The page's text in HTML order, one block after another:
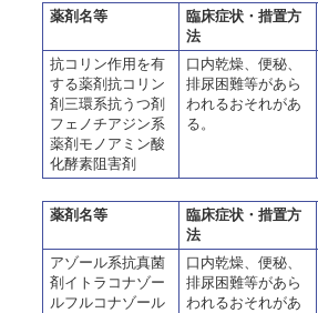
薬剤名等
臨床症状・措置方
法
抗コリン作用を有
する薬剤抗コリン
剤三環系抗うつ剤
フェノチアジン系
薬剤モノアミン酸
化酵素阻害剤
口内乾燥、便秘、
排尿困難等があら
われるおそれがあ
る。
薬剤名等
臨床症状・措置方
法
アゾール系抗真菌
剤イトラコナゾー
ルフルコナゾール
口内乾燥、便秘、
排尿困難等があら
われるおそれがあ